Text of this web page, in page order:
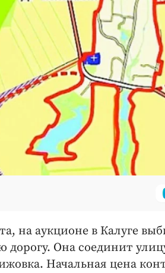
на аукционе в Калуге
дорогу. Она соединит
Начальная цена